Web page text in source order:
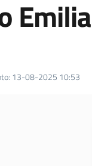
Emilia
: 13-08-2025 10:53